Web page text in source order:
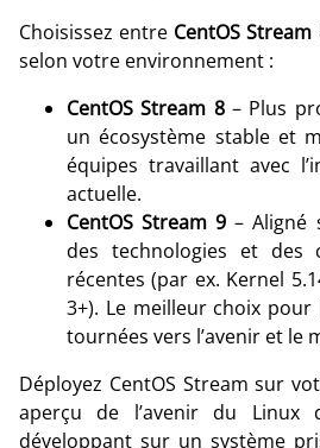
Choisissez entre CentOS Stream
selon votre environnement :
CentOS Stream 8– Plus
un écosystème stable et
équipes travaillant avec
actuelle.
CentOS Stream 9 – Aligné
des technologies et des
récentes (par ex. Kernel
3+). Le meilleur choix
tournées vers l’avenir et le
Déployez CentOS Stream sur
aperçu de l’avenir du Linux
développant sur un système